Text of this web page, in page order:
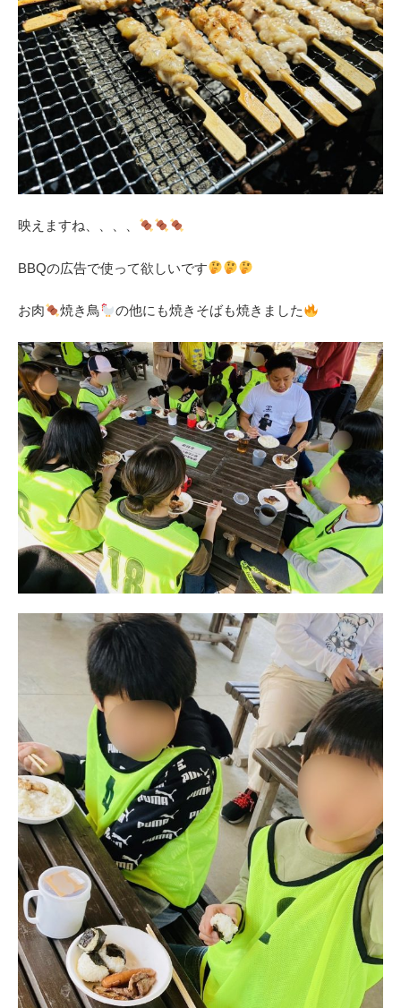
映えますね、、、、
BBQの広告で使って欲しいです
お肉 焼き鳥 の他にも焼きそばも焼きました